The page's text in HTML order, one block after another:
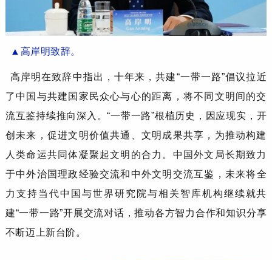
▲ 高岸明致辞。
高岸明在致辞中指出， 十年来，共建“一带一路”倡议拉近
了中国与共建国家民众心与心的距离，将不同文明间的交
流互鉴持续推向深入 。“一带一路”根植历史，因应现实 ，开
创未来，促进文明价值共通、文明成果共享，为推动构建
人类命运共同体凝聚起文明的合力。 中国外文局长期致力
于中外治国理政经验交流和 中外文明 交流互鉴 ， 未来将全
力支持当代中国与世界研究院与相关智库机构继续就共
建“一带一路”开展交流对话，推动各方智力合作和知识分享
不断迈上新台阶。